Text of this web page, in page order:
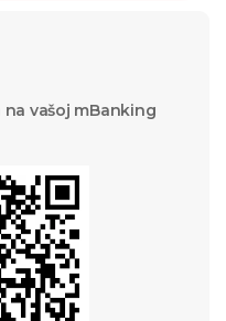
na vašoj mBanking